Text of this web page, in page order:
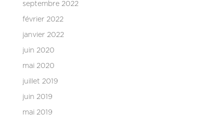
septembre 2022
février 2022
janvier 2022
juin 2020
mai 2020
juillet 2019
juin 2019
mai 2019